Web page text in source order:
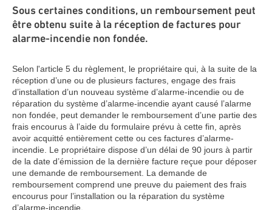
Sous certaines conditions, un remboursement peut
être obtenu suite à la réception de factures pour
alarme-incendie non fondée.
Selon l'article 5 du règlement, le propriétaire qui, à la suite de la
réception d’une ou de plusieurs factures, engage des frais
d’installation d’un nouveau système d’alarme-incendie ou de
réparation du système d’alarme-incendie ayant causé l’alarme
non fondée, peut demander le remboursement d’une partie des
frais encourus à l’aide du formulaire prévu à cette fin, après
avoir acquitté entièrement cette ou ces factures d’alarme-
incendie. Le propriétaire dispose d’un délai de 90 jours à partir
de la date d’émission de la dernière facture reçue pour déposer
une demande de remboursement. La demande de
remboursement comprend une preuve du paiement des frais
encourus pour l’installation ou la réparation du système
d’alarme-incendie.